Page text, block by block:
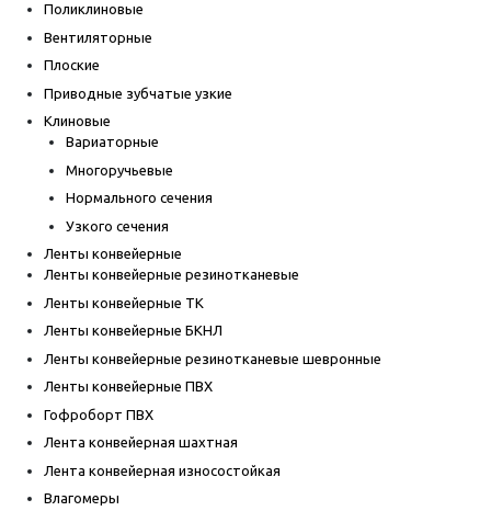
Поликлиновые
Вентиляторные
Плоские
Приводные зубчатые узкие
Клиновые
Вариаторные
Многоручьевые
Нормального сечения
Узкого сечения
Ленты конвейерные
Ленты конвейерные резинотканевые
Ленты конвейерные ТК
Ленты конвейерные БКНЛ
Ленты конвейерные резинотканевые шевронные
Ленты конвейерные ПВХ
Гофроборт ПВХ
Лента конвейерная шахтная
Лента конвейерная износостойкая
Влагомеры